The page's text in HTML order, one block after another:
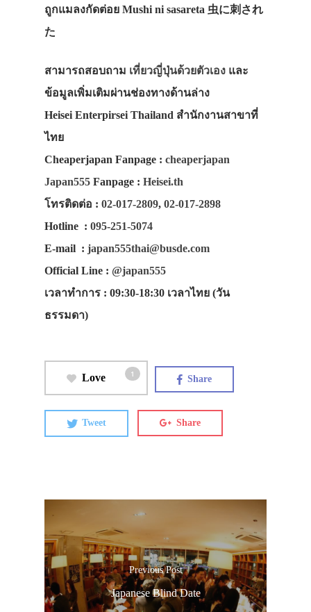
ถูกแมลงกัดต่อย Mushi ni sasareta 虫に刺され
た
สามารถสอบถาม เที่ยวญี่ปุ่นด้วยตัวเอง และ
ข้อมูลเพิ่มเติมผ่านช่องทางด้านล่าง
Heisei Enterpirsei Thailand สำนักงานสาขาที่
ไทย
Cheaperjapan Fanpage : cheaperjapan
Japan555 Fanpage : Heisei.th
โทรติดต่อ : 02-017-2809, 02-017-2898
Hotline : 095-251-5074
E-mail : japan555thai@busde.com
Official Line : @japan555
เวลาทำการ : 09:30-18:30 เวลาไทย (วัน
ธรรมดา)
Love 1 Share
Tweet Share
Previous Post
Japanese Blind Date
ประเทศญี่ปุ่น
เที่ยวญี่ปุ่นด้ว
รถบัส
เดินทาง
ทัวร์
ที่พัก
VIDEO